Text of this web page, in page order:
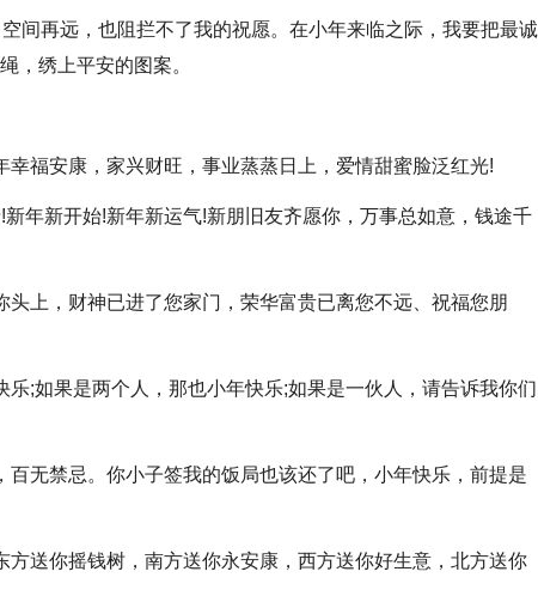
间再远，也阻拦不了我的祝愿。在小年来临之际，我要把最诚
，绣上平安的图案。
福安康，家兴财旺，事业蒸蒸日上，爱情甜蜜脸泛红光!
年新开始!新年新运气!新朋旧友齐愿你，万事总如意，钱途千
上，财神已进了您家门，荣华富贵已离您不远、祝福您朋
;如果是两个人，那也小年快乐;如果是一伙人，请告诉我你们
无禁忌。你小子签我的饭局也该还了吧，小年快乐，前提是
送你摇钱树，南方送你永安康，西方送你好生意，北方送你